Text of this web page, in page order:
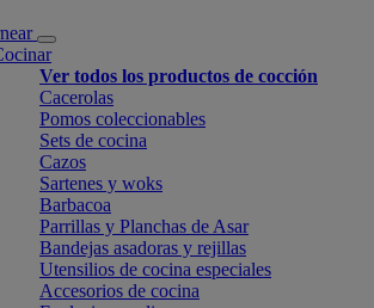
Ver todos los productos de cocción
Cacerolas
Pomos coleccionables
Sets de cocina
Cazos
Sartenes y woks
Barbacoa
Parrillas y Planchas de Asar
Bandejas asadoras y rejillas
Utensilios de cocina especiales
Accesorios de cocina